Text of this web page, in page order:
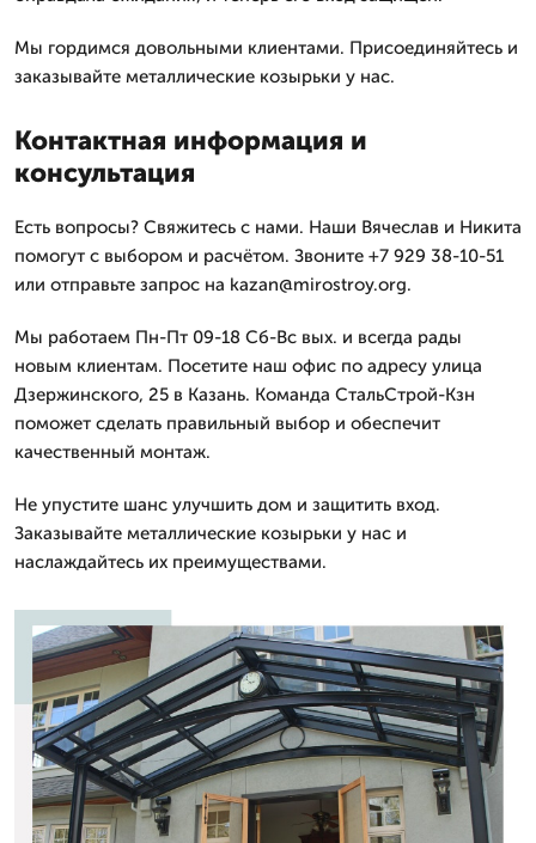
Мы гордимся довольными клиентами. Присоединяйтесь и
заказывайте металлические козырьки у нас.
Контактная информация и
консультация
Есть вопросы? Свяжитесь с нами. Наши Вячеслав и Никита
помогут с выбором и расчётом. Звоните +7 929 38-10-51
или отправьте запрос на kazan@mirostroy.org.
Мы работаем Пн-Пт 09-18 Сб-Вс вых. и всегда рады
новым клиентам. Посетите наш офис по адресу улица
Дзержинского, 25 в Казань. Команда СтальСтрой-Кзн
поможет сделать правильный выбор и обеспечит
качественный монтаж.
Не упустите шанс улучшить дом и защитить вход.
Заказывайте металлические козырьки у нас и
наслаждайтесь их преимуществами.